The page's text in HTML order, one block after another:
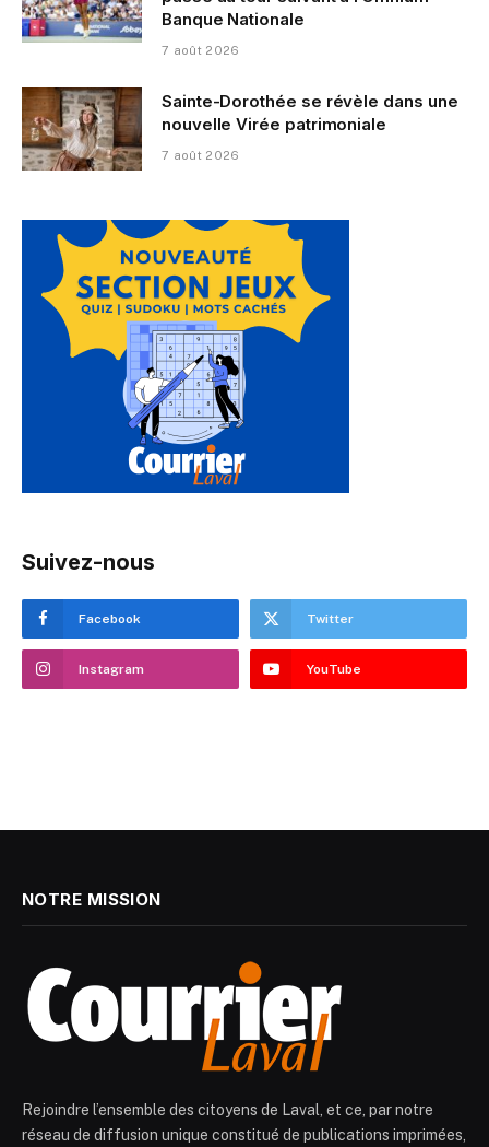
Banque Nationale
7 août 2026
Sainte-Dorothée se révèle dans une
nouvelle Virée patrimoniale
7 août 2026
Suivez-nous
Facebook Twitter
Instagram YouTube
NOTRE MISSION
Rejoindre l’ensemble des citoyens de Laval, et ce, par notre
réseau de diffusion unique constitué de publications imprimées,